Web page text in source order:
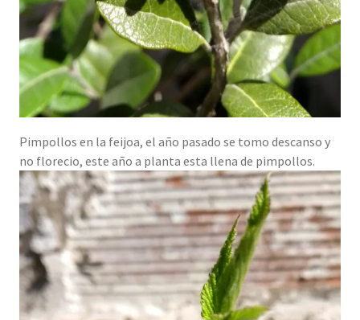
Pimpollos en la feijoa, el año pasado se tomo descanso y
no florecio, este año a planta esta llena de pimpollos.